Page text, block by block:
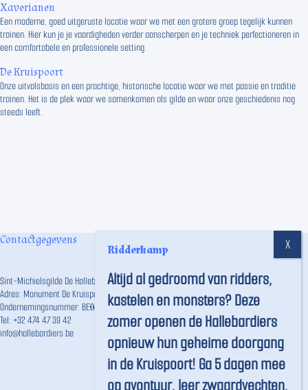
Xaverianen
Een moderne, goed uitgeruste locatie waar we met een grotere groep tegelijk kunnen
trainen. Hier kun je je vaardigheden verder aanscherpen en je techniek perfectioneren in
een comfortabele en professionele setting.
De Kruispoort
Onze uitvalsbasis en een prachtige, historische locatie waar we met passie en traditie
trainen. Het is de plek waar we samenkomen als gilde en waar onze geschiedenis nog
steeds leeft.
Contactgegevens
Sint-Michielsgilde De Hallebardiers vzw
Adres: Monument De Kruispoort, Langestraat 191, 8000 Brugge
Ondernemingsnummer: BE0457.746.859
Tel: +32 474 47 39 42
info@hallebardiers.be
Ridderkamp
Altijd al gedroomd van ridders,
kastelen en monsters? Deze
zomer openen de Hallebardiers
opnieuw hun geheime doorgang
in de Kruispoort! Ga 5 dagen mee
op avontuur, leer zwaardvechten,